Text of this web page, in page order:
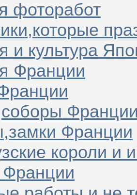
фоторабот
и культура
Франции
Франции
короли и
Франции